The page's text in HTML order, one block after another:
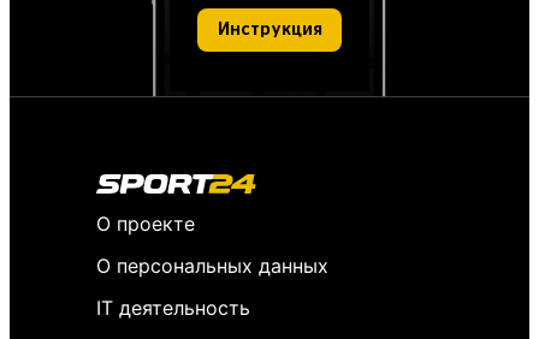
Инструкция
О проекте
О персональных данных
IT деятельность